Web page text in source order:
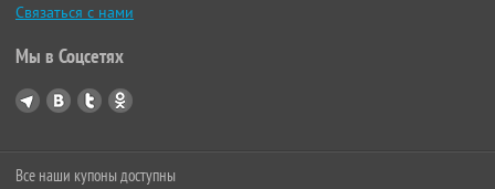
Связаться с нами
Мы в Соцсетях
Все наши купоны доступны